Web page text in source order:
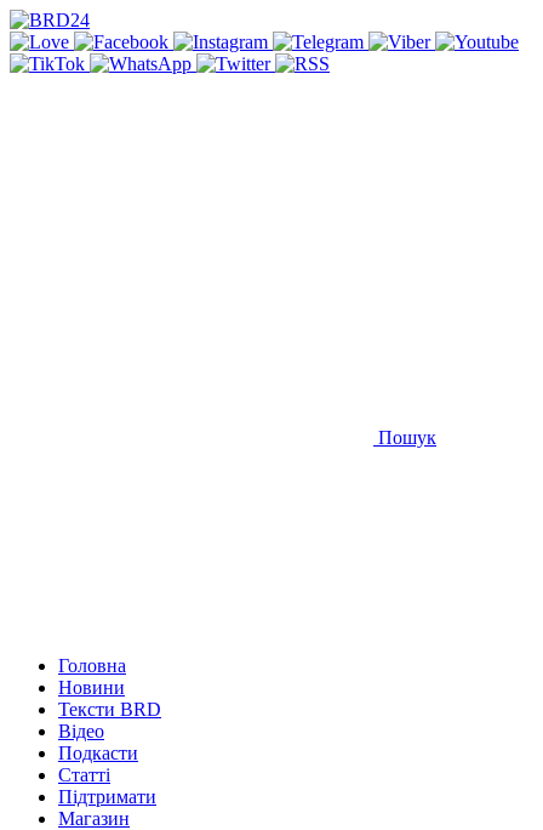
Пошук
Головна
Новини
Тексти BRD
Відео
Подкасти
Статті
Підтримати
Магазин